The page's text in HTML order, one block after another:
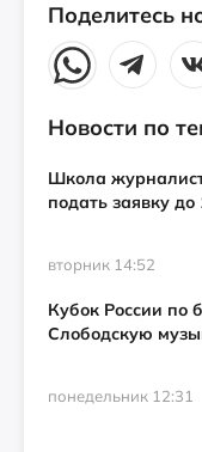
Поделитесь
Новости по
Школа
подать заявку
вторник 14:52
Кубок России по
Слободскую
понедельник 12:31